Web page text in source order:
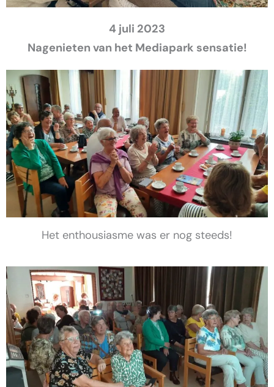
4 juli 2023
Nagenieten van het Mediapark sensatie!
Het enthousiasme was er nog steeds!